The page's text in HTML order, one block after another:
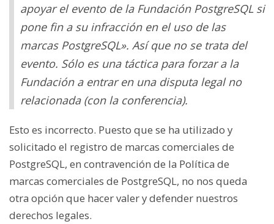
apoyar el evento de la Fundación PostgreSQL si
pone fin a su infracción en el uso de las
marcas PostgreSQL». Así que no se trata del
evento. Sólo es una táctica para forzar a la
Fundación a entrar en una disputa legal no
relacionada (con la conferencia).
Esto es incorrecto. Puesto que se ha utilizado y
solicitado el registro de marcas comerciales de
PostgreSQL, en contravención de la Política de
marcas comerciales de PostgreSQL, no nos queda
otra opción que hacer valer y defender nuestros
derechos legales.